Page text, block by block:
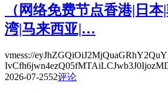
（网络免费节点香港|日
湾|马来西亚|…
vmess://
2026-07-2552评论